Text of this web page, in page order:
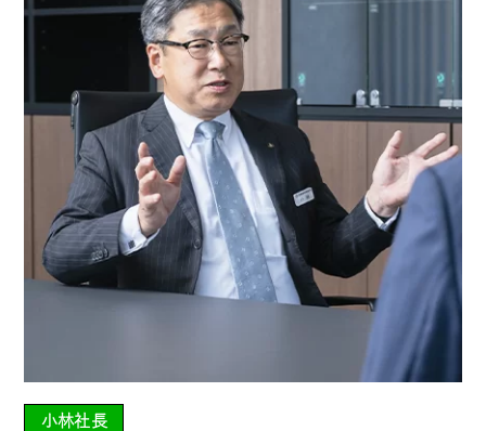
小林社長